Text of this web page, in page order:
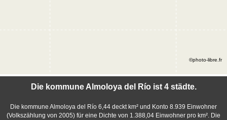
Die kommune Almoloya del Río ist 4 städte.
Die kommune Almoloya del Río 6,44 deckt km² und Konto 8.939 Einwohner
(Volkszählung von 2005) für eine Dichte von 1.388,04 Einwohner pro km². Die
©photo-libre.fr